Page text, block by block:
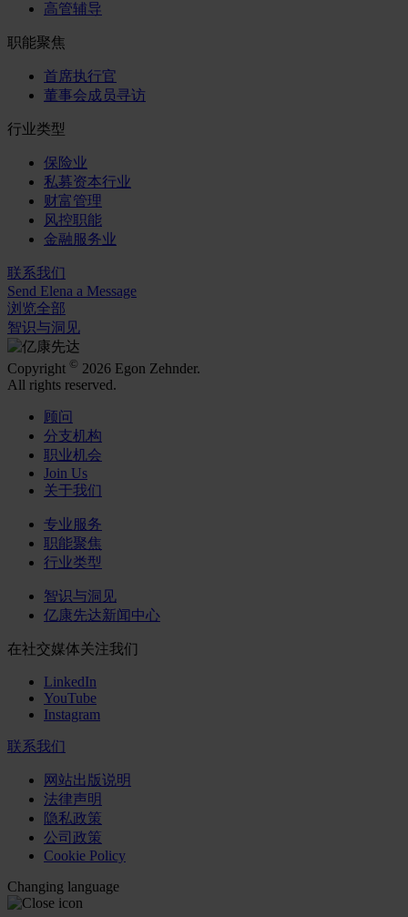
高管辅导
职能聚焦
首席执行官
董事会成员寻访
行业类型
保险业
私募资本行业
财富管理
风控职能
金融服务业
联系我们
Send Elena a Message
浏览全部
智识与洞见
Copyright © 2026 Egon Zehnder.
All rights reserved.
顾问
分支机构
职业机会
Join Us
关于我们
专业服务
职能聚焦
行业类型
智识与洞见
亿康先达新闻中心
在社交媒体关注我们
LinkedIn
YouTube
Instagram
联系我们
网站出版说明
法律声明
隐私政策
公司政策
Cookie Policy
Changing language